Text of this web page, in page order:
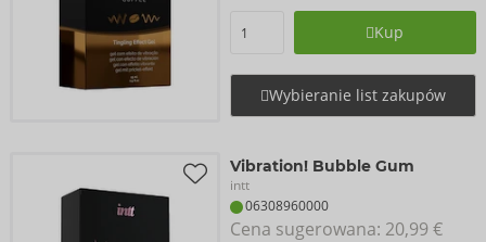
Kup
Wybieranie list zakupów
Vibration! Bubble Gum
intt
06308960000
Cena sugerowana: 20,99 €